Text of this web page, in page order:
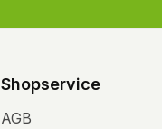
Shopservice
AGB